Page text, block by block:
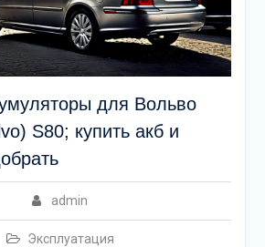
для Вольво
S80; купить акб и
admin
Эксплуатация